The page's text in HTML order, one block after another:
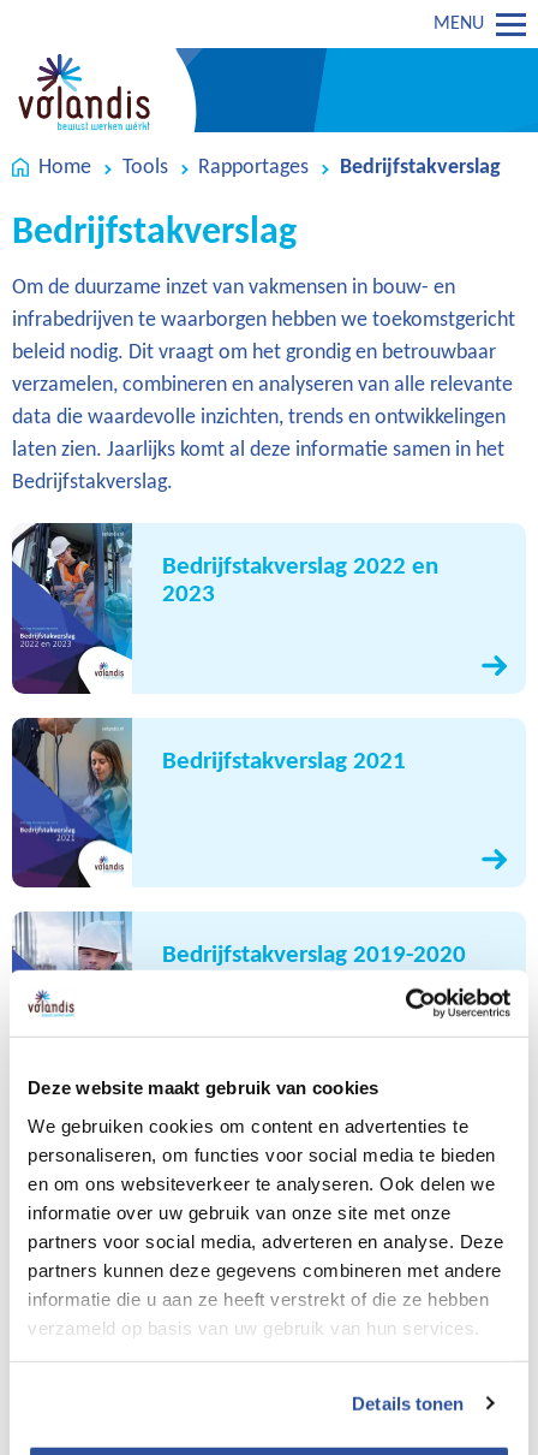
Deze website maakt gebruik van cookies
We gebruiken cookies om content en advertenties te
personaliseren, om functies voor social media te bieden
en om ons websiteverkeer te analyseren. Ook delen we
informatie over uw gebruik van onze site met onze
partners voor social media, adverteren en analyse. Deze
partners kunnen deze gegevens combineren met andere
informatie die u aan ze heeft verstrekt of die ze hebben
verzameld op basis van uw gebruik van hun services.
Details tonen
MENU
Home Tools Rapportages Bedrijfstakverslag
Bedrijfstakverslag
Om de duurzame inzet van vakmensen in bouw- en
infrabedrijven te waarborgen hebben we toekomstgericht
beleid nodig. Dit vraagt om het grondig en betrouwbaar
verzamelen, combineren en analyseren van alle relevante
data die waardevolle inzichten, trends en ontwikkelingen
laten zien. Jaarlijks komt al deze informatie samen in het
Bedrijfstakverslag.
Bedrijfstakverslag 2022 en
2023
Bedrijfstakverslag 2021
Bedrijfstakverslag 2019-2020
Bedrijfstakverslag 2018
Bedrijfstakverslag 2017